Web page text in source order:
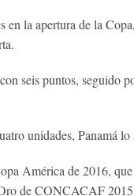
la apertura de la
seis puntos, seguido
unidades, Panamá
América de 2016,
de CONCACAF